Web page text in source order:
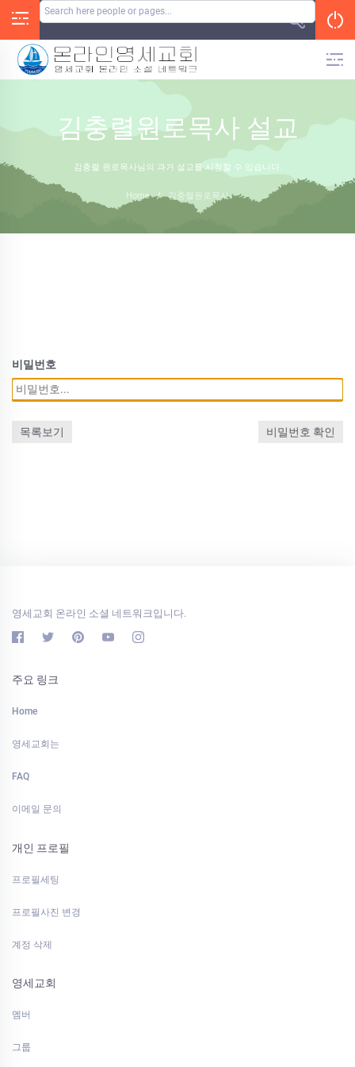
김충렬원로목사 설교
김충렬 원로목사님의 과거 설교를 시청할 수 있습니다.
Home / 김충렬원로목사
비밀번호
목록보기 비밀번호 확인
영세교회 온라인 소셜 네트워크입니다.
주요 링크
Home
영세교회는
FAQ
이메일 문의
개인 프로필
프로필세팅
프로필사진 변경
계정 삭제
영세교회
멤버
그룹